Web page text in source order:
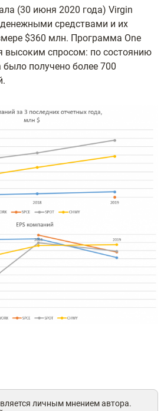
(30 июня 2020 года) Virgin
средствами и их
$360 млн. Программа One
высоким спросом: по состоянию
получено более 700
личным мнением автора.